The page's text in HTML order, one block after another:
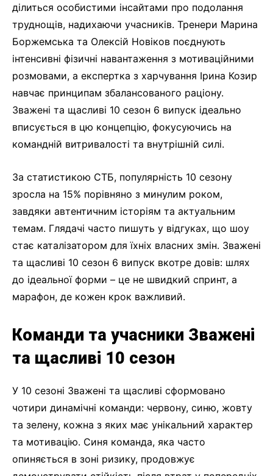
ділиться особистими інсайтами про подолання
труднощів, надихаючи учасників. Тренери Марина
Боржемська та Олексій Новіков поєднують
інтенсивні фізичні навантаження з мотиваційними
розмовами, а експертка з харчування Ірина Козир
навчає принципам збалансованого раціону.
Зважені та щасливі 10 сезон 6 випуск ідеально
вписується в цю концепцію, фокусуючись на
командній витривалості та внутрішній силі.
За статистикою СТБ, популярність 10 сезону
зросла на 15% порівняно з минулим роком,
завдяки автентичним історіям та актуальним
темам. Глядачі часто пишуть у відгуках, що шоу
стає каталізатором для їхніх власних змін. Зважені
та щасливі 10 сезон 6 випуск вкотре довів: шлях
до ідеальної форми – це не швидкий спринт, а
марафон, де кожен крок важливий.
Команди та учасники Зважені
та щасливі 10 сезон
У 10 сезоні Зважені та щасливі сформовано
чотири динамічні команди: червону, синю, жовту
та зелену, кожна з яких має унікальний характер
та мотивацію. Синя команда, яка часто
опиняється в зоні ризику, продовжує